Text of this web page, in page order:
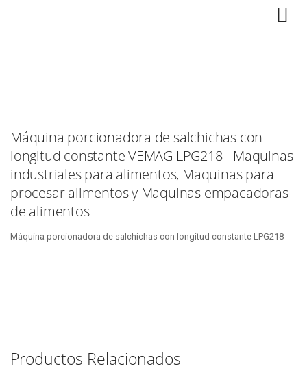
Máquina porcionadora de salchichas con
longitud constante VEMAG LPG218 - Maquinas
industriales para alimentos, Maquinas para
procesar alimentos y Maquinas empacadoras
de alimentos
Máquina porcionadora de salchichas con longitud constante LPG218
Productos Relacionados